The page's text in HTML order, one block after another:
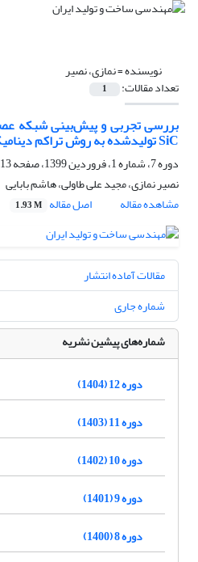
نویسنده =نمازی، نصیر
تعداد مقالات: 1
SiC تولید‌شده به روش تراکم دینامیکی
دوره 7، شماره 1، فروردین 1399، صفحه
13-25
نصیر نمازی، مجید علی طاولی، هاشم بابایی
مشاهده مقاله
اصل مقاله 1.93 M
مقالات آماده انتشار
شماره جاری
شماره‌های پیشین نشریه
دوره 12 (1404)
دوره 11 (1403)
دوره 10 (1402)
دوره 9 (1401)
دوره 8 (1400)